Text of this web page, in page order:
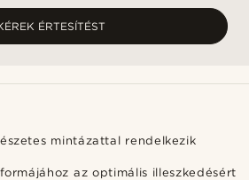
ÉRTESÍTÉST
mintázattal rendelkezik
az optimális illeszkedésért